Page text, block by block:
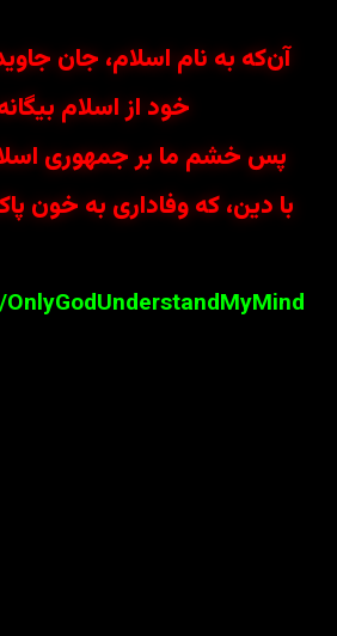
آن‌که به نام اسلام، جان
خود از اسلام
پس خشم ما بر جمهوری
با دین، که وفاداری به خون